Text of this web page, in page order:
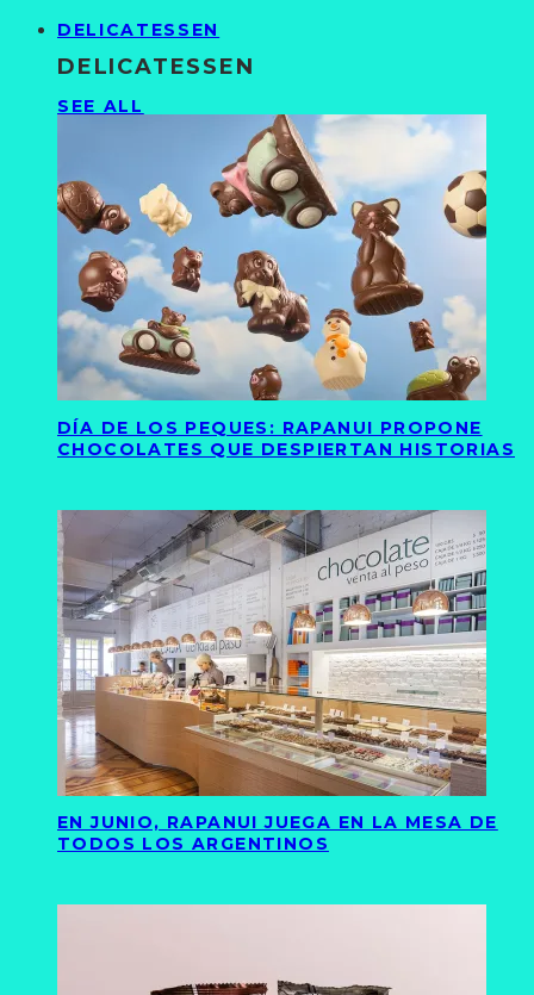
DELICATESSEN
DELICATESSEN
SEE ALL
DÍA DE LOS PEQUES: RAPANUI PROPONE
CHOCOLATES QUE DESPIERTAN HISTORIAS
EN JUNIO, RAPANUI JUEGA EN LA MESA DE
TODOS LOS ARGENTINOS